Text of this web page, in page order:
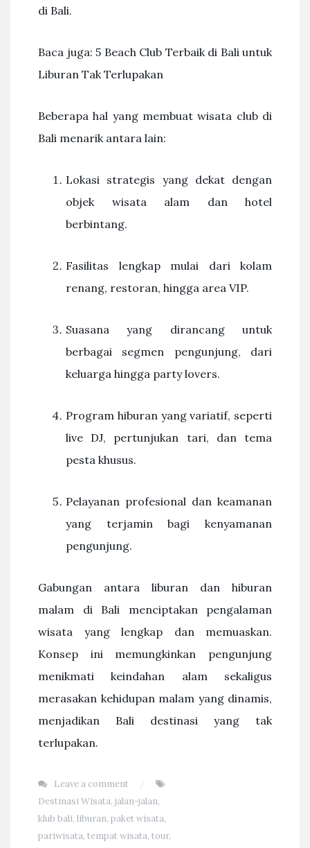
di Bali.
Baca juga: 5 Beach Club Terbaik di Bali untuk
Liburan Tak Terlupakan
Beberapa hal yang membuat wisata club di
Bali menarik antara lain:
Lokasi strategis yang dekat dengan
objek wisata alam dan hotel
berbintang.
Fasilitas lengkap mulai dari kolam
renang, restoran, hingga area VIP.
Suasana yang dirancang untuk
berbagai segmen pengunjung, dari
keluarga hingga party lovers.
Program hiburan yang variatif, seperti
live DJ, pertunjukan tari, dan tema
pesta khusus.
Pelayanan profesional dan keamanan
yang terjamin bagi kenyamanan
pengunjung.
Gabungan antara liburan dan hiburan
malam di Bali menciptakan pengalaman
wisata yang lengkap dan memuaskan.
Konsep ini memungkinkan pengunjung
menikmati keindahan alam sekaligus
merasakan kehidupan malam yang dinamis,
menjadikan Bali destinasi yang tak
terlupakan.
Leave a comment
Destinasi Wisata, jalan-jalan,
klub bali, liburan, paket wisata,
pariwisata, tempat wisata, tour,